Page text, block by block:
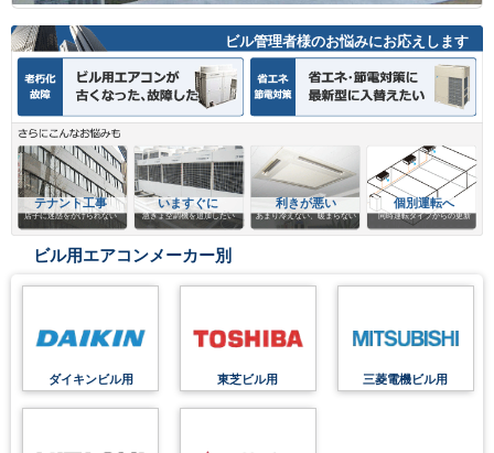
ビル管理者様のお悩みにお応えします
テナント工事
店子に迷惑をかけられない
いますぐに
急きょ空調機を追加したい
利きが悪い
あまり冷えない、暖まらない
個別運転へ
同時運転タイプからの更新
ビル用エアコンメーカー別
ダイキンビル用 東芝ビル用 三菱電機ビル用